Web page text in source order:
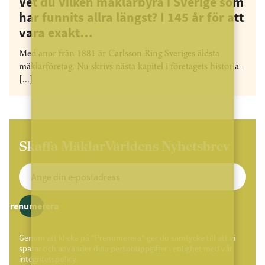
har funnits allra längst? I 145 år för att
vara exakt…
Med anor från 1881 är Carlsson Ring Sveriges äldsta
mäklarföretag. Nu skrivs nästa kapitel i företagets historia –
[...]
Skaffa MäklarVärldens Nyhetsbrev
Prenumerera
Genom att klicka på "Prenumerera" ger du samtycke till att vi
sparar och använder dina personuppgifter i enlighet med vår
integritetspolicy.